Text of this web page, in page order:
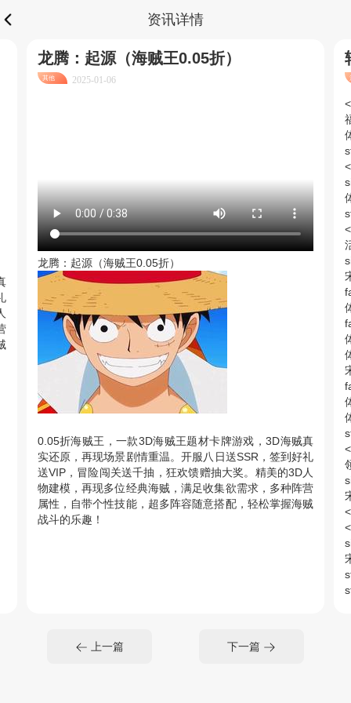
资讯详情
龙腾：起源（海贼王0.05折）
其他 2025-01-06
龙腾：起源（海贼王0.05折）
0.05折海贼王，一款3D海贼王题材卡牌游戏，3D海贼真
实还原，再现场景剧情重温。开服八日送SSR，签到好礼
送VIP，冒险闯关送千抽，狂欢馈赠抽大奖。精美的3D人
物建模，再现多位经典海贼，满足收集欲需求，多种阵营
属性，自带个性技能，超多阵容随意搭配，轻松掌握海贼
战斗的乐趣！
上一篇 下一篇